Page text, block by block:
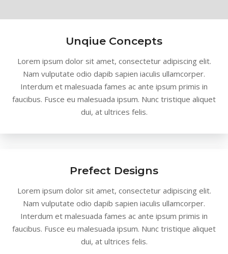
Unqiue Concepts
Lorem ipsum dolor sit amet, consectetur adipiscing elit.
Nam vulputate odio dapib sapien iaculis ullamcorper.
Interdum et malesuada fames ac ante ipsum primis in
faucibus. Fusce eu malesuada ipsum. Nunc tristique aliquet
dui, at ultrices felis.
Prefect Designs
Lorem ipsum dolor sit amet, consectetur adipiscing elit.
Nam vulputate odio dapib sapien iaculis ullamcorper.
Interdum et malesuada fames ac ante ipsum primis in
faucibus. Fusce eu malesuada ipsum. Nunc tristique aliquet
dui, at ultrices felis.